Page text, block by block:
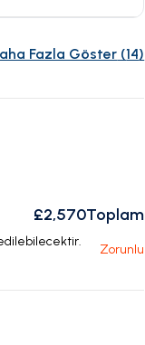
Fazla Göster (14)
£2,570Toplam
Zorunlu